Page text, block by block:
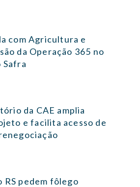
com Agricultura e
da Operação 365 no
Safra
da CAE amplia
e facilita acesso de
RS pedem fôlego